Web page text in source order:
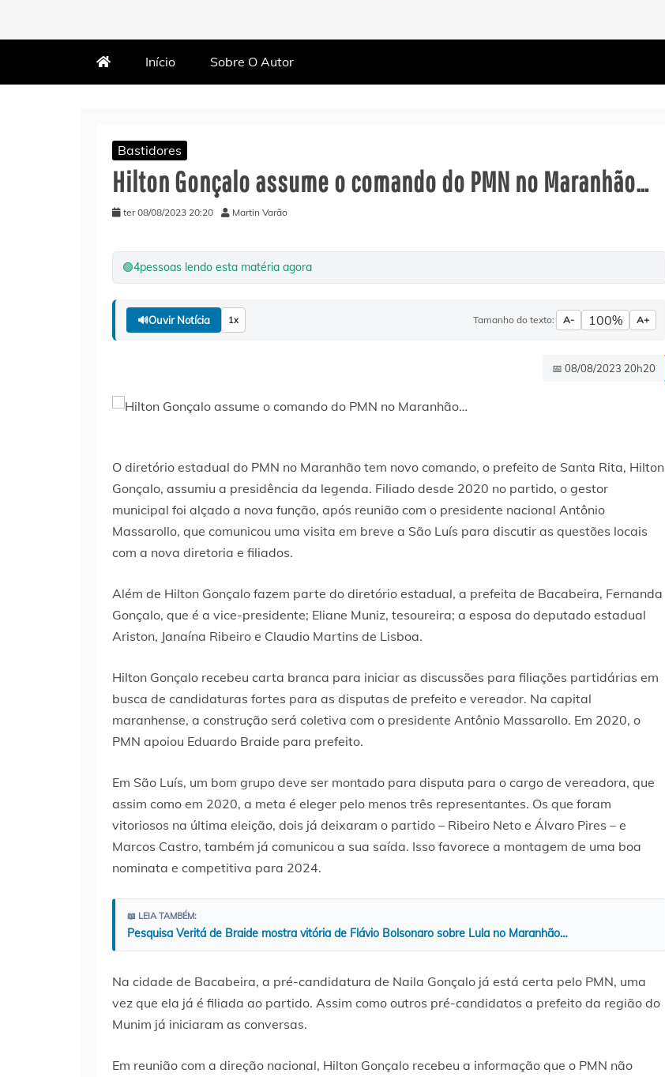
Início Sobre O Autor
Bastidores
Hilton Gonçalo assume o comando do PMN no Maranhão…
ter 08/08/2023 20:20 Martin Varão
🟢4pessoas lendo esta matéria agora
🔊Ouvir Notícia 1x Tamanho do texto: A- 100% A+
📅 08/08/2023 20h20
O diretório estadual do PMN no Maranhão tem novo comando, o prefeito de Santa Rita, Hilton
Gonçalo, assumiu a presidência da legenda. Filiado desde 2020 no partido, o gestor
municipal foi alçado a nova função, após reunião com o presidente nacional Antônio
Massarollo, que comunicou uma visita em breve a São Luís para discutir as questões locais
com a nova diretoria e filiados.
Além de Hilton Gonçalo fazem parte do diretório estadual, a prefeita de Bacabeira, Fernanda
Gonçalo, que é a vice-presidente; Eliane Muniz, tesoureira; a esposa do deputado estadual
Ariston, Janaína Ribeiro e Claudio Martins de Lisboa.
Hilton Gonçalo recebeu carta branca para iniciar as discussões para filiações partidárias em
busca de candidaturas fortes para as disputas de prefeito e vereador. Na capital
maranhense, a construção será coletiva com o presidente Antônio Massarollo. Em 2020, o
PMN apoiou Eduardo Braide para prefeito.
Em São Luís, um bom grupo deve ser montado para disputa para o cargo de vereadora, que
assim como em 2020, a meta é eleger pelo menos três representantes. Os que foram
vitoriosos na última eleição, dois já deixaram o partido – Ribeiro Neto e Álvaro Pires – e
Marcos Castro, também já comunicou a sua saída. Isso favorece a montagem de uma boa
nominata e competitiva para 2024.
📖 LEIA TAMBÉM:
Pesquisa Veritá de Braide mostra vitória de Flávio Bolsonaro sobre Lula no Maranhão…
Na cidade de Bacabeira, a pré-candidatura de Naila Gonçalo já está certa pelo PMN, uma
vez que ela já é filiada ao partido. Assim como outros pré-candidatos a prefeito da região do
Munim já iniciaram as conversas.
Em reunião com a direção nacional, Hilton Gonçalo recebeu a informação que o PMN não